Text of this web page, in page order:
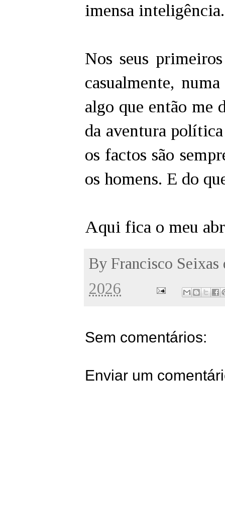
imensa
Nos seus
casualmente,
algo que então me
da aventura
os factos são
os homens. E do
Aqui fica o meu
By Francisco Seixas
2026
Sem comentários:
Enviar um